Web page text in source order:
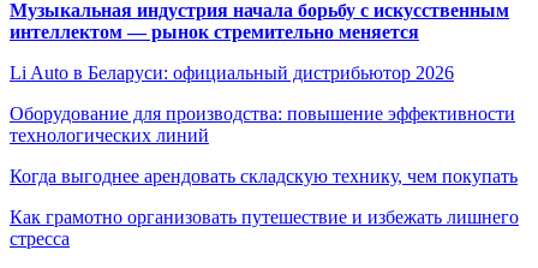
Музыкальная индустрия начала борьбу с искусственным
интеллектом — рынок стремительно меняется
Li Auto в Беларуси: официальный дистрибьютор 2026
Оборудование для производства: повышение эффективности
технологических линий
Когда выгоднее арендовать складскую технику, чем покупать
Как грамотно организовать путешествие и избежать лишнего
стресса